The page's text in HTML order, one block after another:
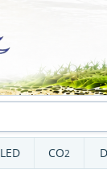
LED CO2